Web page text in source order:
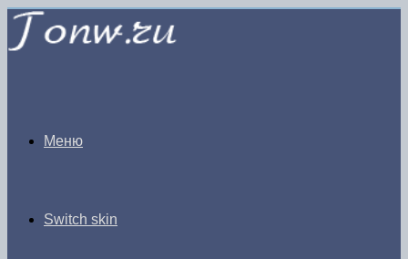
Меню
Switch skin